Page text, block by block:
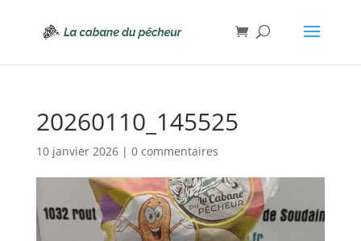
20260110_145525
10 janvier 2026| 0 commentaires